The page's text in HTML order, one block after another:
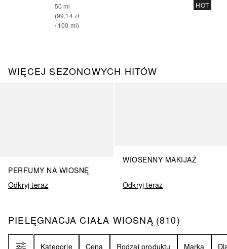
50 ml
(99,14 zł
/ 100 ml)
HOT
WIĘCEJ SEZONOWYCH HITÓW
PERFUMY NA WIOSNĘ
Odkryj teraz
WIOSENNY MAKIJAŻ
Odkryj teraz
PIELĘGNACJA CIAŁA WIOSNĄ810
PIELĘGNACJA CIAŁA WIOSNĄ (810)
Kategorie Cena Rodzaj produktu Marka